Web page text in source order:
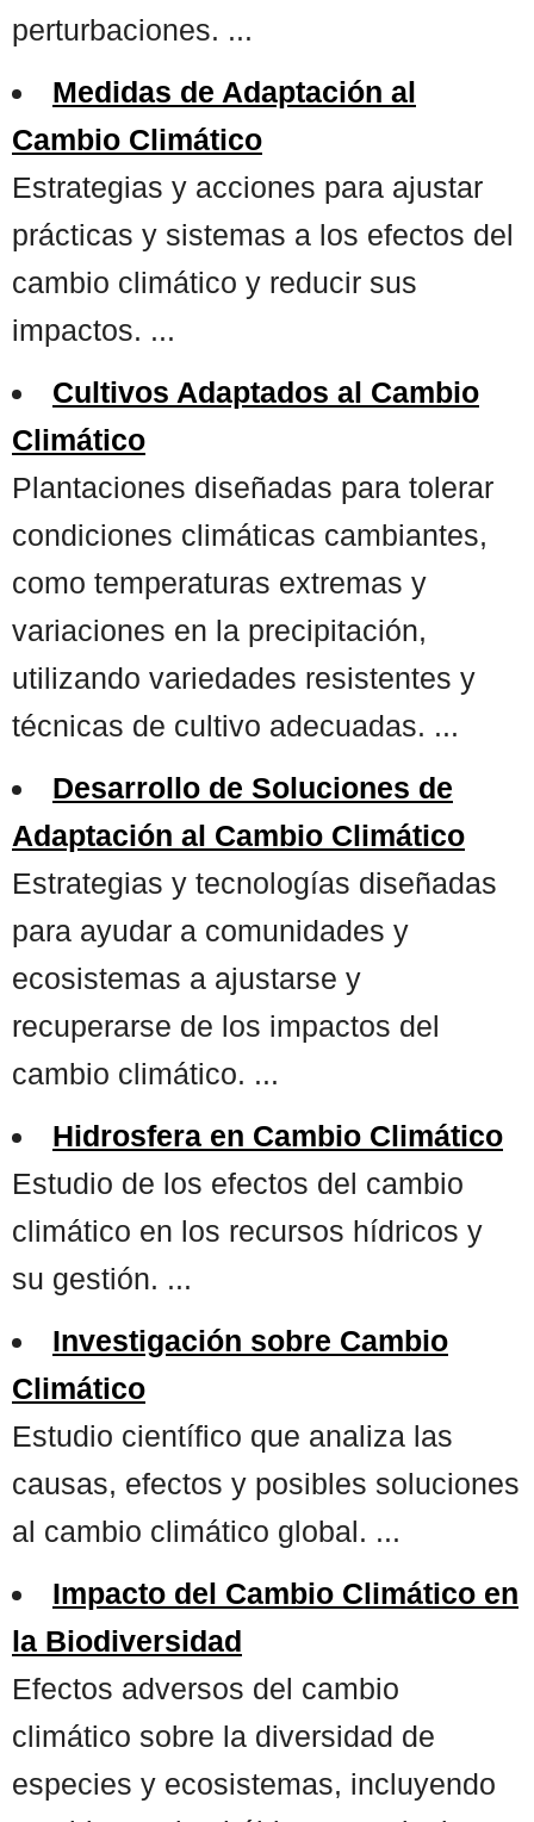
perturbaciones. ...
Medidas de Adaptación al
Cambio Climático
Estrategias y acciones para ajustar
prácticas y sistemas a los efectos del
cambio climático y reducir sus
impactos. ...
Cultivos Adaptados al Cambio
Climático
Plantaciones diseñadas para tolerar
condiciones climáticas cambiantes,
como temperaturas extremas y
variaciones en la precipitación,
utilizando variedades resistentes y
técnicas de cultivo adecuadas. ...
Desarrollo de Soluciones de
Adaptación al Cambio Climático
Estrategias y tecnologías diseñadas
para ayudar a comunidades y
ecosistemas a ajustarse y
recuperarse de los impactos del
cambio climático. ...
Hidrosfera en Cambio Climático
Estudio de los efectos del cambio
climático en los recursos hídricos y
su gestión. ...
Investigación sobre Cambio
Climático
Estudio científico que analiza las
causas, efectos y posibles soluciones
al cambio climático global. ...
Impacto del Cambio Climático en
la Biodiversidad
Efectos adversos del cambio
climático sobre la diversidad de
especies y ecosistemas, incluyendo